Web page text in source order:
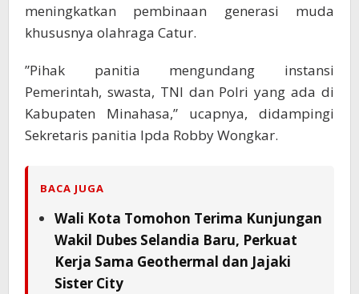
meningkatkan pembinaan generasi muda
khususnya olahraga Catur.
”Pihak panitia mengundang instansi
Pemerintah, swasta, TNI dan Polri yang ada di
Kabupaten Minahasa,” ucapnya, didampingi
Sekretaris panitia Ipda Robby Wongkar.
BACA JUGA
Wali Kota Tomohon Terima Kunjungan
Wakil Dubes Selandia Baru, Perkuat
Kerja Sama Geothermal dan Jajaki
Sister City